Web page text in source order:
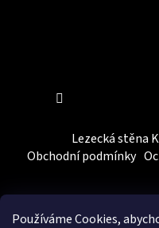
Používáme Cookies,
Lezecká stěna
Obchodní podmínky